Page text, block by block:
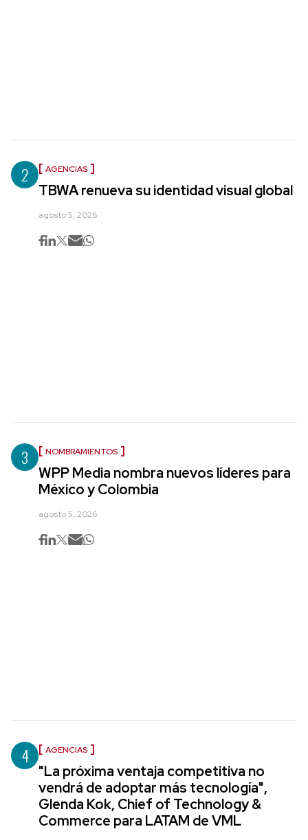
2 AGENCIAS
TBWA renueva su identidad visual global
agosto 5, 2026
3 NOMBRAMIENTOS
WPP Media nombra nuevos líderes para
México y Colombia
agosto 5, 2026
4 AGENCIAS
"La próxima ventaja competitiva no
vendrá de adoptar más tecnología",
Glenda Kok, Chief of Technology &
Commerce para LATAM de VML